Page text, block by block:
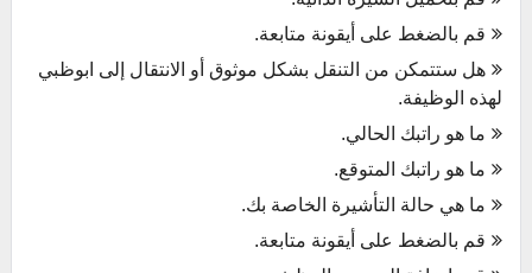
قم بالضغط على أيقونة متابعة.
هل ستتمكن من التنقل بشكل موثوق أو الانتقال إلى ابوظبي
لهذه الوظيفة.
ما هو راتبك الحالي.
ما هو راتبك المتوقع.
ما هي حالة التأشيرة الخاصة بك.
قم بالضغط على أيقونة متابعة.